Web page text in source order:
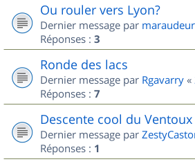
Ou rouler vers Lyon?
Dernier message par maraudeur
Réponses : 3
Ronde des lacs
Dernier message par Rgavarry «
Réponses : 7
Descente cool du Ventoux
Dernier message par
Réponses : 1